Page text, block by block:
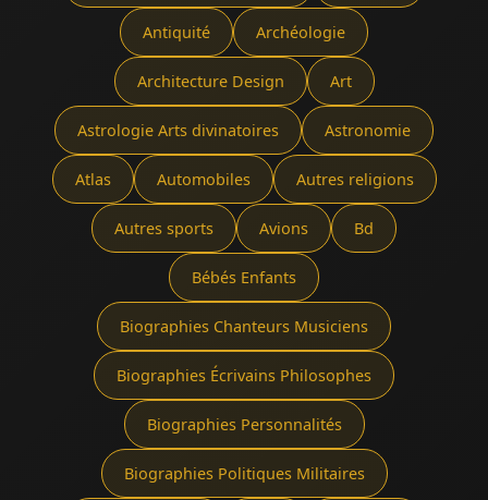
Antiquité Archéologie
Architecture Design Art
Astrologie Arts divinatoires Astronomie
Atlas Automobiles Autres religions
Autres sports Avions Bd
Bébés Enfants
Biographies Chanteurs Musiciens
Biographies Écrivains Philosophes
Biographies Personnalités
Biographies Politiques Militaires